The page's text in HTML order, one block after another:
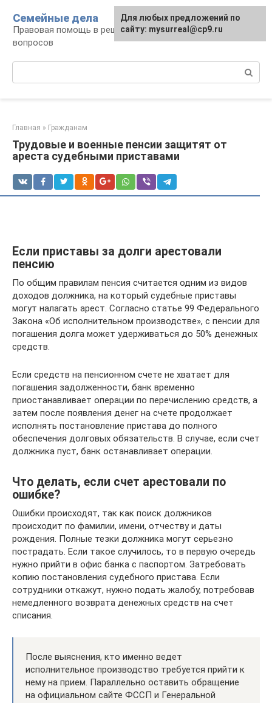
контенту
Семейные дела
Правовая помощь в решении семейных
вопросов
Главная » Гражданам
Трудовые и военные пенсии защитят от
ареста судебными приставами
Если приставы за долги арестовали
пенсию
По общим правилам пенсия считается одним из видов
доходов должника, на который судебные приставы
могут налагать арест. Согласно статье 99 Федерального
Закона «Об исполнительном производстве», с пенсии для
погашения долга может удерживаться до 50% денежных
средств.
Если средств на пенсионном счете не хватает для
погашения задолженности, банк временно
приостанавливает операции по перечислению средств, а
затем после появления денег на счете продолжает
исполнять постановление пристава до полного
обеспечения долговых обязательств. В случае, если счет
должника пуст, банк останавливает операции.
Что делать, если счет арестовали по
ошибке?
Ошибки происходят, так как поиск должников
происходит по фамилии, имени, отчеству и даты
рождения. Полные тезки должника могут серьезно
пострадать. Если такое случилось, то в первую очередь
нужно прийти в офис банка с паспортом. Затребовать
копию постановления судебного пристава. Если
сотрудники откажут, нужно подать жалобу, потребовав
немедленного возврата денежных средств на счет
списания.
После выяснения, кто именно ведет
исполнительное производство требуется прийти к
нему на прием. Параллельно оставить обращение
на официальном сайте ФССП и Генеральной
Для любых предложений по
сайту: mysurreal@cp9.ru